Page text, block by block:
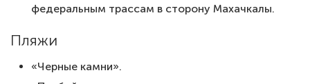
федеральным трассам в сторону Махачкалы.
Пляжи
«Черные камни».